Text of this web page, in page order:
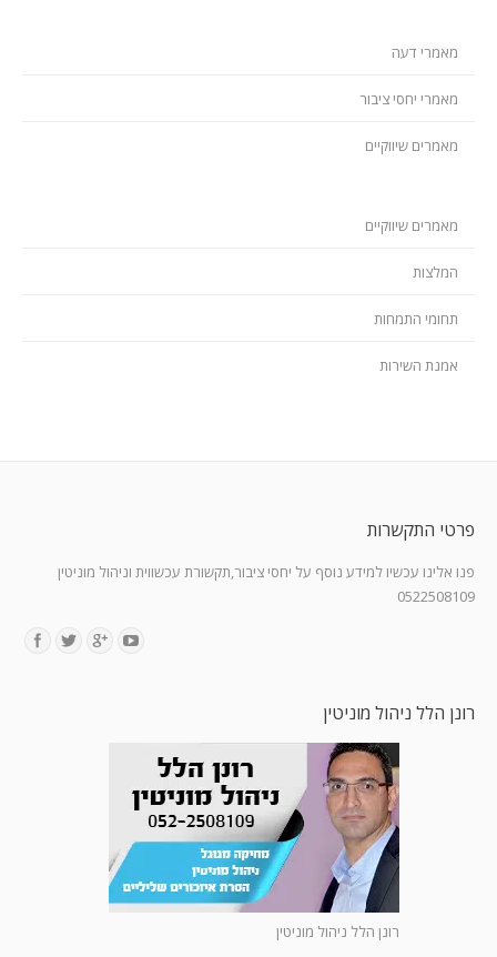
מאמרי דעה
מאמרי יחסי ציבור
מאמרים שיווקיים
מאמרים שיווקיים
המלצות
תחומי התמחות
אמנת השירות
פרטי התקשרות
פנו אלינו עכשיו למידע נוסף על יחסי ציבור,תקשורת עכשווית וניהול מוניטין
0522508109
רונן הלל ניהול מוניטין
רונן הלל ניהול מוניטין